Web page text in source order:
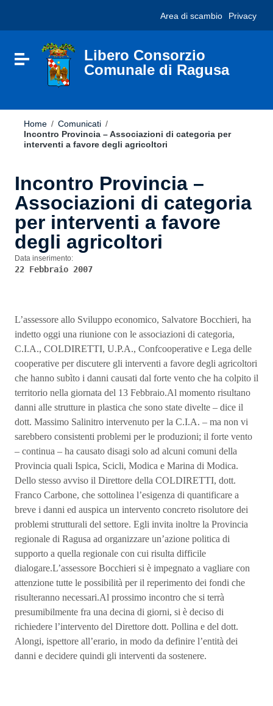
sito
include
Vai al footer
Area di scambio Privacy
Attiva / disattiva la navigazione
Libero Consorzio
Comunale di Ragusa
Home / Comunicati /
Incontro Provincia – Associazioni di categoria per
interventi a favore degli agricoltori
Incontro Provincia –
Associazioni di categoria
per interventi a favore
degli agricoltori
Data inserimento:
22 Febbraio 2007
L’assessore allo Sviluppo economico, Salvatore Bocchieri, ha
indetto oggi una riunione con le associazioni di categoria,
C.I.A., COLDIRETTI, U.P.A., Confcooperative e Lega delle
cooperative per discutere gli interventi a favore degli agricoltori
che hanno subìto i danni causati dal forte vento che ha colpito il
territorio nella giornata del 13 Febbraio.Al momento risultano
danni alle strutture in plastica che sono state divelte – dice il
dott. Massimo Salinitro intervenuto per la C.I.A. – ma non vi
sarebbero consistenti problemi per le produzioni; il forte vento
– continua – ha causato disagi solo ad alcuni comuni della
Provincia quali Ispica, Scicli, Modica e Marina di Modica.
Dello stesso avviso il Direttore della COLDIRETTI, dott.
Franco Carbone, che sottolinea l’esigenza di quantificare a
breve i danni ed auspica un intervento concreto risolutore dei
problemi strutturali del settore. Egli invita inoltre la Provincia
regionale di Ragusa ad organizzare un’azione politica di
supporto a quella regionale con cui risulta difficile
dialogare.L’assessore Bocchieri si è impegnato a vagliare con
attenzione tutte le possibilità per il reperimento dei fondi che
risulteranno necessari.Al prossimo incontro che si terrà
presumibilmente fra una decina di giorni, si è deciso di
richiedere l’intervento del Direttore dott. Pollina e del dott.
Alongi, ispettore all’erario, in modo da definire l’entità dei
danni e decidere quindi gli interventi da sostenere.